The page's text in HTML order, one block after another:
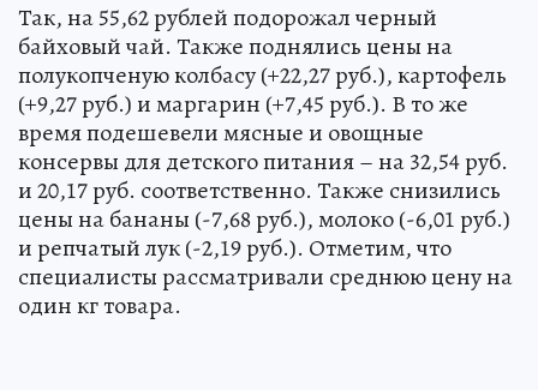
Так, на 55,62 рублей подорожал черный
байховый чай. Также поднялись цены на
полукопченую колбасу (+22,27 руб.), картофель
(+9,27 руб.) и маргарин (+7,45 руб.). В то же
время подешевели мясные и овощные
консервы для детского питания – на 32,54 руб.
и 20,17 руб. соответственно. Также снизились
цены на бананы (-7,68 руб.), молоко (-6,01 руб.)
и репчатый лук (-2,19 руб.). Отметим, что
специалисты рассматривали среднюю цену на
один кг товара.